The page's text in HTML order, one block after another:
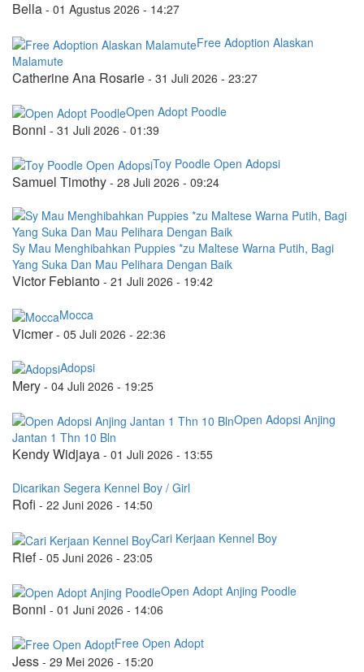
Bella - 01 Agustus 2026 - 14:27
Free Adoption Alaskan
Malamute
Catherine Ana Rosarie - 31 Juli 2026 - 23:27
Open Adopt Poodle
Bonni - 31 Juli 2026 - 01:39
Toy Poodle Open Adopsi
Samuel Timothy - 28 Juli 2026 - 09:24
Sy Mau Menghibahkan Puppies *zu Maltese Warna Putih, Bagi
Yang Suka Dan Mau Pelihara Dengan Baik
Victor Febianto - 21 Juli 2026 - 19:42
Mocca
Vicmer- 05 Juli 2026 - 22:36
Adopsi
Mery - 04 Juli 2026 - 19:25
Open Adopsi Anjing
Jantan 1 Thn 10 Bln
Kendy Widjaya - 01 Juli 2026 - 13:55
Dicarikan Segera Kennel Boy / Girl
Rofi - 22 Juni 2026 - 14:50
Cari Kerjaan Kennel Boy
Rief- 05 Juni 2026 - 23:05
Open Adopt Anjing Poodle
Bonni - 01 Juni 2026 - 14:06
Free Open Adopt
Jess - 29 Mei 2026 - 15:20